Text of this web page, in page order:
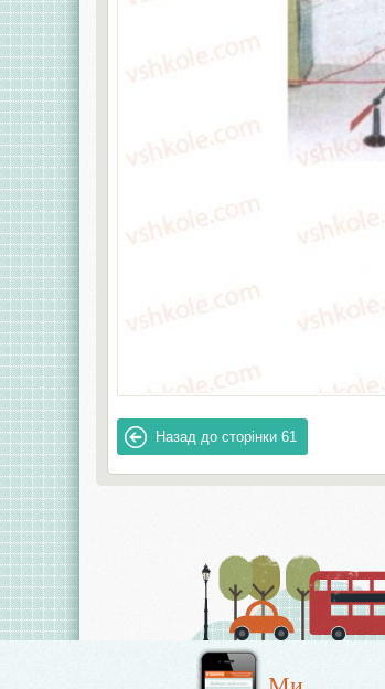
Назад до сторінки 61